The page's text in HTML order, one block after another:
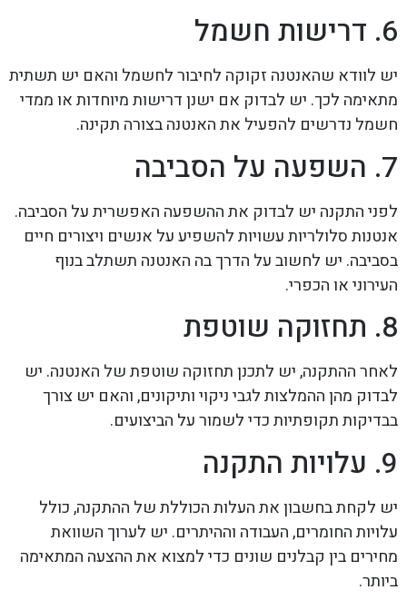
6. דרישות חשמל
יש לוודא שהאנטנה זקוקה לחיבור לחשמל והאם יש תשתית
מתאימה לכך. יש לבדוק אם ישנן דרישות מיוחדות או ממדי
חשמל נדרשים להפעיל את האנטנה בצורה תקינה.
7. השפעה על הסביבה
לפני התקנה יש לבדוק את ההשפעה האפשרית על הסביבה.
אנטנות סלולריות עשויות להשפיע על אנשים ויצורים חיים
בסביבה. יש לחשוב על הדרך בה האנטנה תשתלב בנוף
העירוני או הכפרי.
8. תחזוקה שוטפת
לאחר ההתקנה, יש לתכנן תחזוקה שוטפת של האנטנה. יש
לבדוק מהן ההמלצות לגבי ניקוי ותיקונים, והאם יש צורך
בבדיקות תקופתיות כדי לשמור על הביצועים.
9. עלויות התקנה
יש לקחת בחשבון את העלות הכוללת של ההתקנה, כולל
עלויות החומרים, העבודה וההיתרים. יש לערוך השוואת
מחירים בין קבלנים שונים כדי למצוא את ההצעה המתאימה
ביותר.